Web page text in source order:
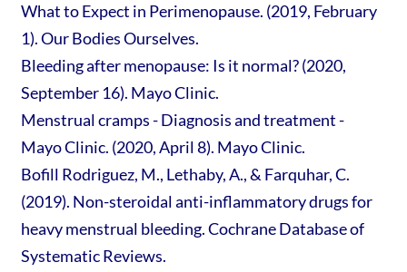
What to Expect in Perimenopause. (2019, February
1). Our Bodies Ourselves.
Bleeding after menopause: Is it normal? (2020,
September 16). Mayo Clinic.
Menstrual cramps - Diagnosis and treatment -
Mayo Clinic. (2020, April 8). Mayo Clinic.
Bofill Rodriguez, M., Lethaby, A., & Farquhar, C.
(2019). Non-steroidal anti-inflammatory drugs for
heavy menstrual bleeding. Cochrane Database of
Systematic Reviews.